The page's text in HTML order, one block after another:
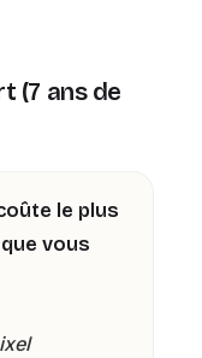
(7 ans de
le plus
vous